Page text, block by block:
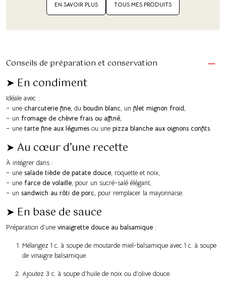
EN SAVOIR PLUS TOUS MES PRODUITS
Conseils de préparation et conservation
➤ En condiment
Idéale avec :
– une charcuterie fine, du boudin blanc, un filet mignon froid,
– un fromage de chèvre frais ou affiné,
– une tarte fine aux légumes ou une pizza blanche aux oignons confits.
➤ Au cœur d’une recette
À intégrer dans :
– une salade tiède de patate douce, roquette et noix,
– une farce de volaille, pour un sucré-salé élégant,
– un sandwich au rôti de porc, pour remplacer la mayonnaise.
➤ En base de sauce
Préparation d’une vinaigrette douce au balsamique :
Mélangez 1 c. à soupe de moutarde miel-balsamique avec 1 c. à soupe
de vinaigre balsamique.
Ajoutez 3 c. à soupe d’huile de noix ou d’olive douce.